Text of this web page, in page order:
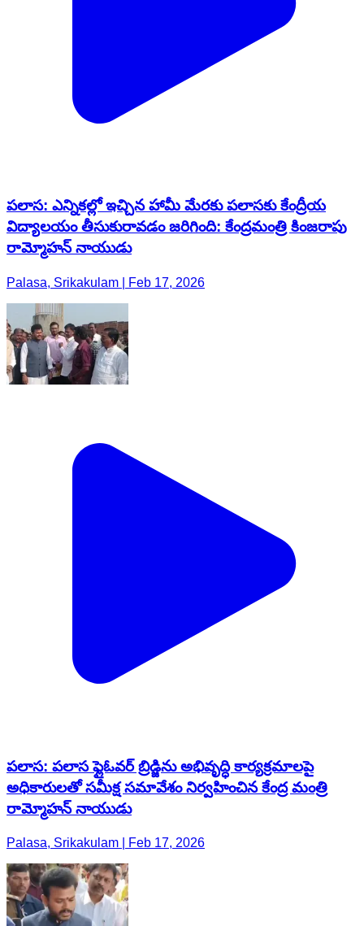
పలాస: ఎన్నికల్లో ఇచ్చిన హామీ మేరకు పలాసకు కేంద్రీయ
విద్యాలయం తీసుకురావడం జరిగింది: కేంద్రమంత్రి కింజరాపు
రామ్మోహన్ నాయుడు
Palasa, Srikakulam | Feb 17, 2026
పలాస: పలాస ఫ్లైఓవర్ బ్రిడ్జిను అభివృద్ధి కార్యక్రమాలపై
అధికారులతో సమీక్ష సమావేశం నిర్వహించిన కేంద్ర మంత్రి
రామ్మోహన్ నాయుడు
Palasa, Srikakulam | Feb 17, 2026